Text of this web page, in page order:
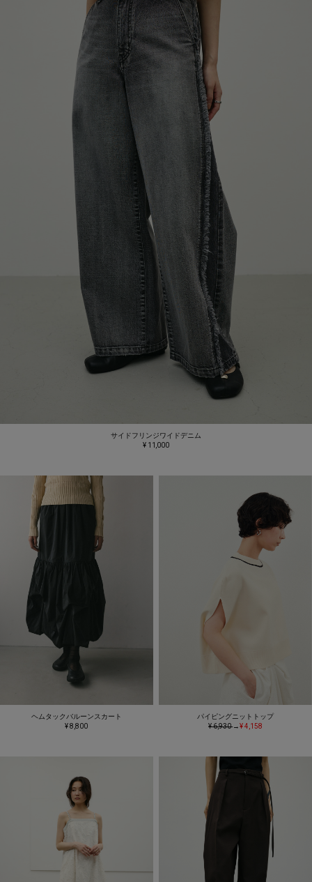
サイドフリンジワイドデニム
¥ 11,000
ヘムタックバルーンスカート
¥ 8,800
パイピングニットトップ
¥ 6,930→¥ 4,158